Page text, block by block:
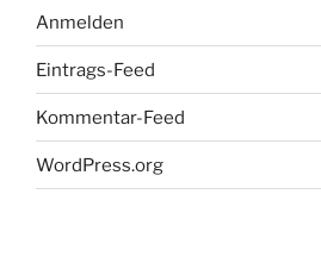
Anmelden
Eintrags-Feed
Kommentar-Feed
WordPress.org